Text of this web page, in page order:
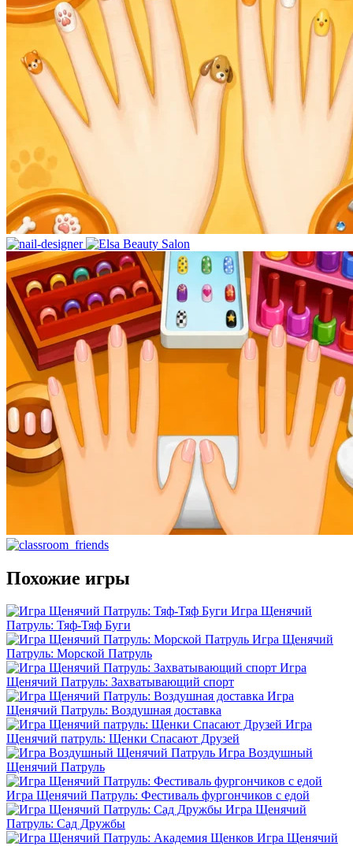
Похожие игры
Игра Щенячий
Патруль: Тяф-Тяф Буги
Игра Щенячий
Патруль: Морской Патруль
Игра
Щенячий Патруль: Захватывающий спорт
Игра
Щенячий Патруль: Воздушная доставка
Игра
Щенячий патруль: Щенки Спасают Друзей
Игра Воздушный
Щенячий Патруль
Игра Щенячий Патруль: Фестиваль фургончиков с едой
Игра Щенячий
Патруль: Сад Дружбы
Игра Щенячий